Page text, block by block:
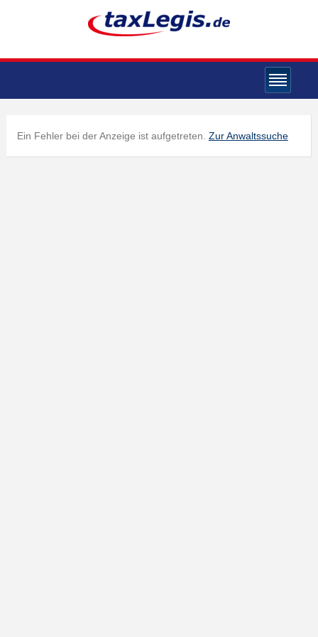
Ein Fehler bei der Anzeige ist aufgetreten. Zur Anwaltssuche